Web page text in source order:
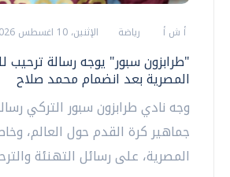
أ ش أ رياضة الإثنين، 10 اغسطس 2026 03:41 م
"طرابزون سبور" يوجه رسالة ترحيب
المصرية بعد انضمام محمد صلاح
وجه نادي طرابزون سبور التركي
جماهير كرة القدم حول العالم،
المصرية، على رسائل التهنئة